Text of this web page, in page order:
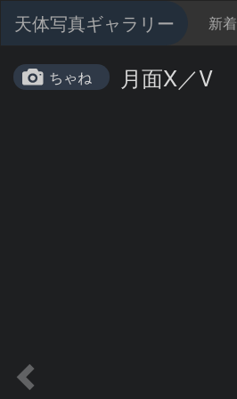
天体写真ギャラリー 新着
ちゃね 月面X／V